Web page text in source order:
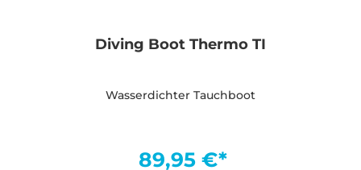
Diving Boot Thermo TI
Wasserdichter Tauchboot
89,95 €*